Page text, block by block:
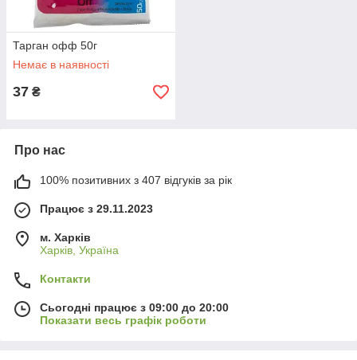
Тарган офф 50г
Немає в наявності
37 ₴
Про нас
100% позитивних з 407 відгуків за рік
Працює з 29.11.2023
м. Харків
Харків, Україна
Контакти
Сьогодні працює з 09:00 до 20:00
Показати весь графік роботи